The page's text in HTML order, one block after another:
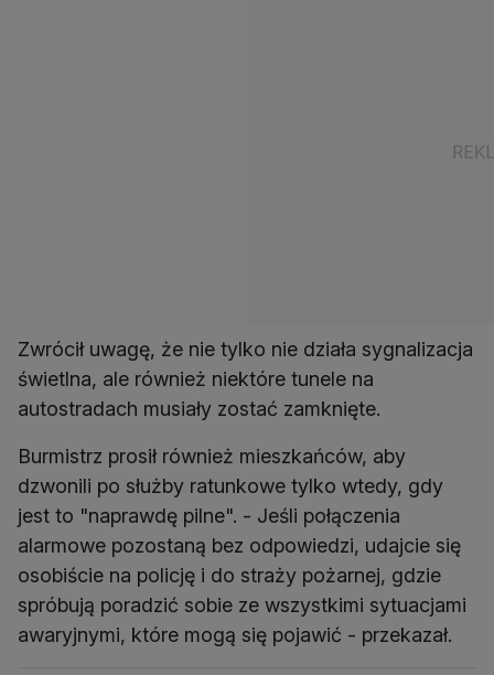
Zwrócił uwagę, że nie tylko nie działa sygnalizacja
świetlna, ale również niektóre tunele na
autostradach musiały zostać zamknięte.
Burmistrz prosił również mieszkańców, aby
dzwonili po służby ratunkowe tylko wtedy, gdy
jest to "naprawdę pilne". - Jeśli połączenia
alarmowe pozostaną bez odpowiedzi, udajcie się
osobiście na policję i do straży pożarnej, gdzie
spróbują poradzić sobie ze wszystkimi sytuacjami
awaryjnymi, które mogą się pojawić - przekazał.